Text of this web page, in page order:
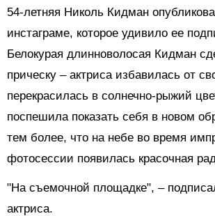
54-летняя Николь Кидман
инстаграме, которое удивило ее
Белокурая длинноволосая Кидман
прическу – актриса избавилась от
перекрасилась в солнечно-рыжий
поспешила показать себя в новом
тем более, что на небе во время
фотосессии появилась красочная
"На съемочной площадке", –
актриса.